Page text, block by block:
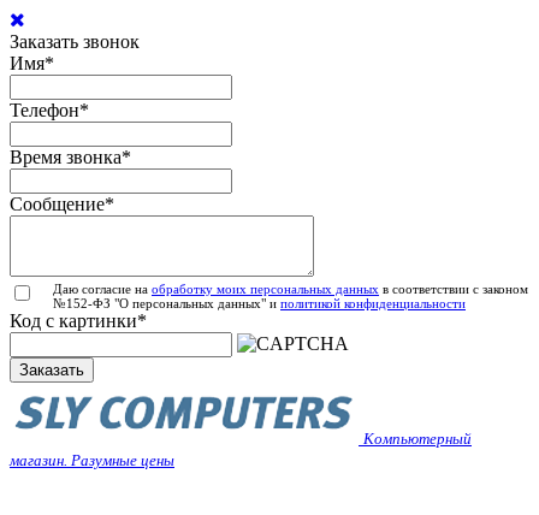
Заказать звонок
Имя*
Телефон*
Время звонка*
Сообщение*
Даю согласие на обработку моих персональных данных в соответствии с законом
№152-ФЗ "О персональных данных" и политикой конфиденциальности
Код с картинки*
Заказать
Компьютерный
магазин. Разумные цены